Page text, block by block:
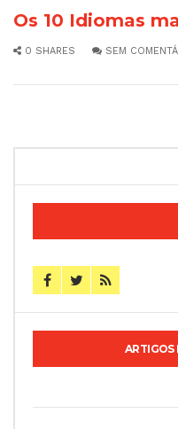
Os 10 Idiomas
0 SHARES SEM
ARTIGOS